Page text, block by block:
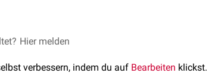
dem männlichen Fettverteilungsmuster, bei
verbunden.
Hier melden
verbessern, indem du auf Bearbeiten klickst.